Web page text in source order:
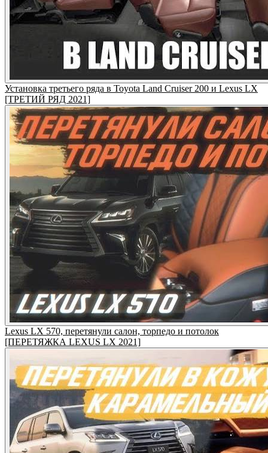
Установка третьего ряда в Toyota Land Cruiser 200 и Lexus LX
[ТРЕТИЙ РЯД 2021]
Lexus LX 570, перетянули салон, торпедо и потолок
[ПЕРЕТЯЖКА LEXUS LX 2021]